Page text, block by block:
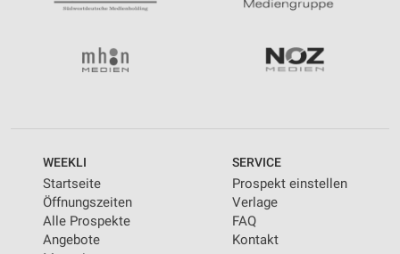
WEEKLI
Startseite
Öffnungszeiten
Alle Prospekte
Angebote
SERVICE
Prospekt einstellen
Verlage
FAQ
Kontakt